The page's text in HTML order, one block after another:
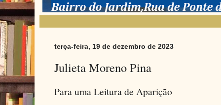
terça-feira, 19 de dezembro de 2023
Julieta Moreno Pina
Para uma Leitura de Aparição